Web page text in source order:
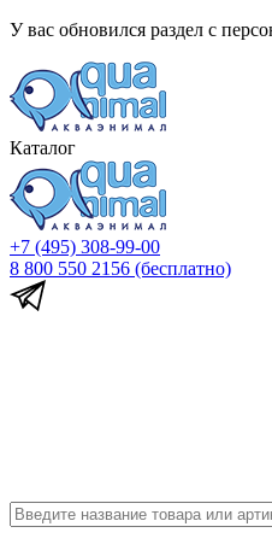
У вас обновился раздел с
Каталог
+7 (495) 308-99-00
8 800 550 2156 (бесплатно)